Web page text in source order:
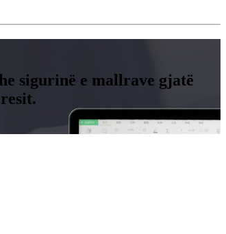
sigurinë e mallrave gjatë